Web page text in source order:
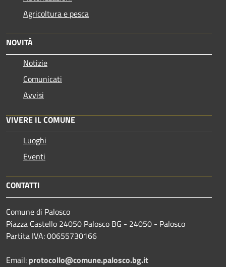
Agricoltura e pesca
NOVITÀ
Notizie
Comunicati
Avvisi
VIVERE IL COMUNE
Luoghi
Eventi
CONTATTI
Comune di Palosco
Piazza Castello 24050 Palosco BG - 24050 - Palosco
Partita IVA: 00655730166
Email: protocollo@comune.palosco.bg.it